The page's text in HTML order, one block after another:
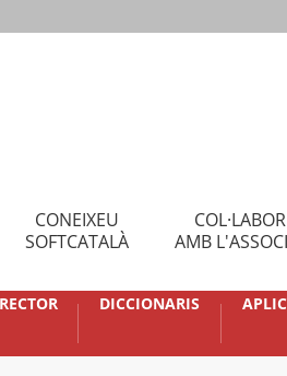
CONEIXEU
SOFTCATALÀ
AMB
DICCIONARIS